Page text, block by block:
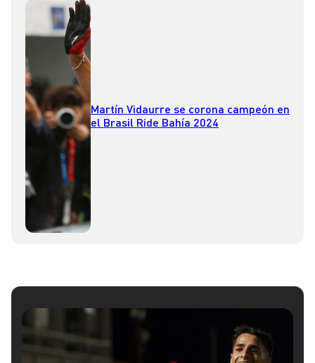
Martín Vidaurre se corona campeón en
el Brasil Ride Bahía 2024